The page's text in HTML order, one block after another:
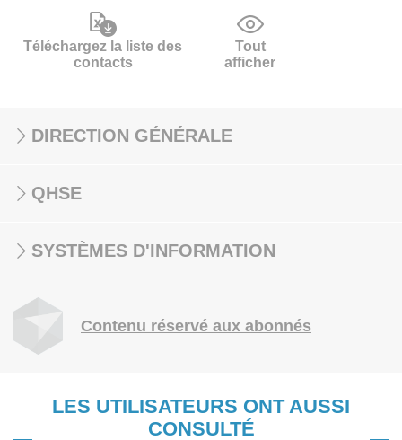
Téléchargez la liste des
contacts
Tout
afficher
DIRECTION GÉNÉRALE
QHSE
SYSTÈMES D'INFORMATION
Contenu réservé aux abonnés
LES UTILISATEURS ONT AUSSI
CONSULTÉ